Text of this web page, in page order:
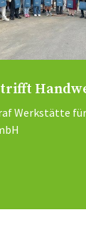
Werkstätte für